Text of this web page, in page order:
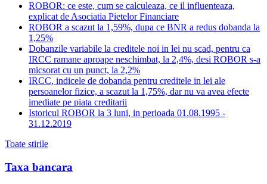
ROBOR: ce este, cum se calculeaza, ce il influenteaza,
explicat de Asociatia Pietelor Financiare
ROBOR a scazut la 1,59%, dupa ce BNR a redus dobanda la
1,25%
Dobanzile variabile la creditele noi in lei nu scad, pentru ca
IRCC ramane aproape neschimbat, la 2,4%, desi ROBOR s-a
micsorat cu un punct, la 2,2%
IRCC, indicele de dobanda pentru creditele in lei ale
persoanelor fizice, a scazut la 1,75%, dar nu va avea efecte
imediate pe piata creditarii
Istoricul ROBOR la 3 luni, in perioada 01.08.1995 -
31.12.2019
Toate stirile
Taxa bancara